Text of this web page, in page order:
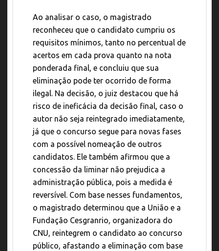
Ao analisar o caso, o magistrado
reconheceu que o candidato cumpriu os
requisitos mínimos, tanto no percentual de
acertos em cada prova quanto na nota
ponderada final, e concluiu que sua
eliminação pode ter ocorrido de forma
ilegal. Na decisão, o juiz destacou que há
risco de ineficácia da decisão final, caso o
autor não seja reintegrado imediatamente,
já que o concurso segue para novas fases
com a possível nomeação de outros
candidatos. Ele também afirmou que a
concessão da liminar não prejudica a
administração pública, pois a medida é
reversível. Com base nesses fundamentos,
o magistrado determinou que a União e a
Fundação Cesgranrio, organizadora do
CNU, reintegrem o candidato ao concurso
público, afastando a eliminação com base